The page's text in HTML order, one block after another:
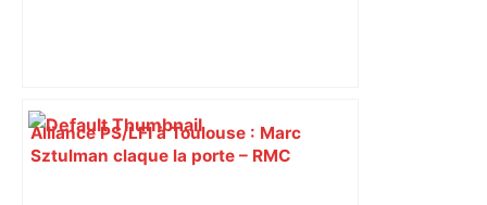
Alliance PS/LFI à Toulouse : Marc
Sztulman claque la porte – RMC